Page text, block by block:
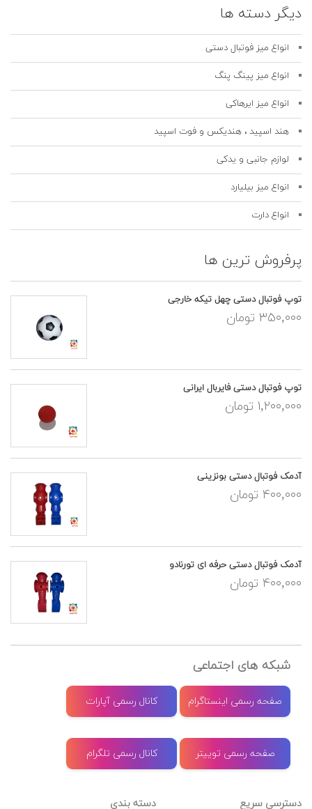
دیگر دسته ها
انواع میز فوتبال دستی
انواع میز پینگ پنگ
انواع میز ایرهاکی
هند اسپید ، هندیکس و فوت اسپید
لوازم جانبی و یدکی
انواع میز بیلیارد
انواع دارت
پرفروش ترین ها
توپ فوتبال دستی چهل تیکه خارجی
۳۵۰,۰۰۰ تومان
توپ فوتبال دستی فایربال ایرانی
۱,۲۰۰,۰۰۰ تومان
آدمک فوتبال دستی بونزینی
۴۰۰,۰۰۰ تومان
آدمک فوتبال دستی حرفه ای تورنادو
۴۰۰,۰۰۰ تومان
شبکه های اجتماعی
صفحه رسمی اینستاگرام کانال رسمی آپارات
صفحه رسمی توییتر کانال رسمی تلگرام
دسترسی سریع دسته بندی